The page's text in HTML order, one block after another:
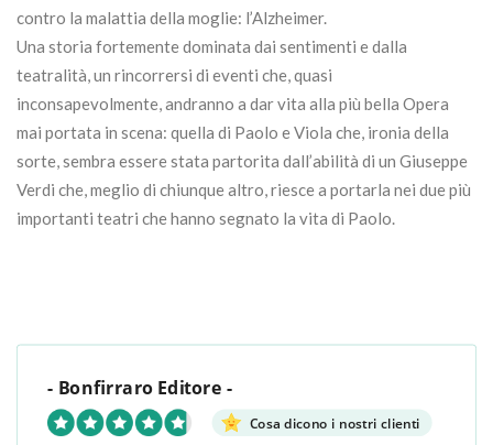
contro la malattia della moglie: l’Alzheimer.
Una storia fortemente dominata dai sentimenti e dalla
teatralità, un rincorrersi di eventi che, quasi
inconsapevolmente, andranno a dar vita alla più bella Opera
mai portata in scena: quella di Paolo e Viola che, ironia della
sorte, sembra essere stata partorita dall’abilità di un Giuseppe
Verdi che, meglio di chiunque altro, riesce a portarla nei due più
importanti teatri che hanno segnato la vita di Paolo.
- Bonfirraro Editore -
Cosa dicono i nostri clienti